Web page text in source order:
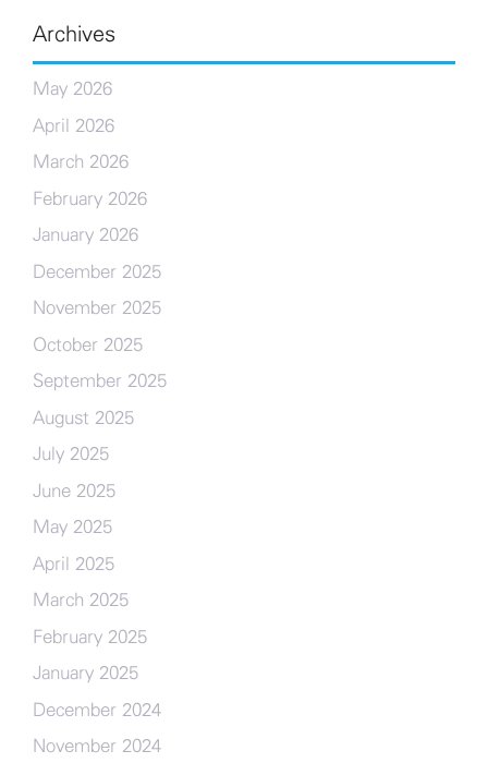
Archives
May 2026
April 2026
March 2026
February 2026
January 2026
December 2025
November 2025
October 2025
September 2025
August 2025
July 2025
June 2025
May 2025
April 2025
March 2025
February 2025
January 2025
December 2024
November 2024